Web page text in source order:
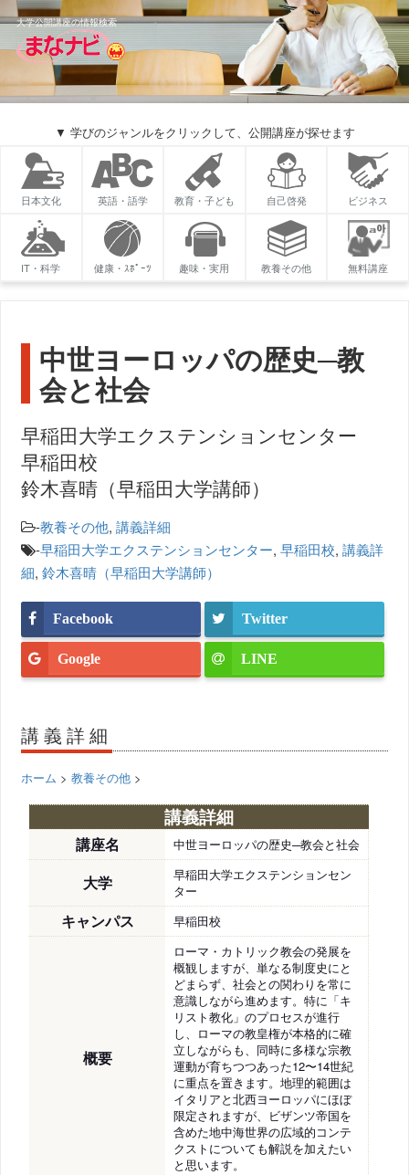
大学公開講座の情報検索
▼ 学びのジャンルをクリックして、公開講座が探せます
日本文化 英語・語学 教育・子ども 自己啓発 ビジネス
IT・科学 健康・ｽﾎﾟｰﾂ 趣味・実用 教養その他 無料講座
中世ヨーロッパの歴史─教
会と社会
早稲田大学エクステンションセンター
早稲田校
鈴木喜晴（早稲田大学講師）
-教養その他,講義詳細
-早稲田大学エクステンションセンター,早稲田校,講義詳
細,鈴木喜晴（早稲田大学講師）
Facebook Twitter
Google LINE
講義詳細
ホーム >教養その他 >
講義詳細
講座名 中世ヨーロッパの歴史─教会と社会
大学
早稲田大学エクステンションセン
ター
キャンパス 早稲田校
概要
ローマ・カトリック教会の発展を
概観しますが、単なる制度史にと
どまらず、社会との関わりを常に
意識しながら進めます。特に「キ
リスト教化」のプロセスが進行
し、ローマの教皇権が本格的に確
立しながらも、同時に多様な宗教
運動が育ちつつあった12〜14世紀
に重点を置きます。地理的範囲は
イタリアと北西ヨーロッパにほぼ
限定されますが、ビザンツ帝国を
含めた地中海世界の広域的コンテ
クストについても解説を加えたい
と思います。